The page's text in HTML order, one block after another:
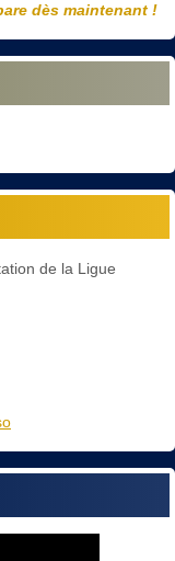
dès maintenant !
de la Ligue